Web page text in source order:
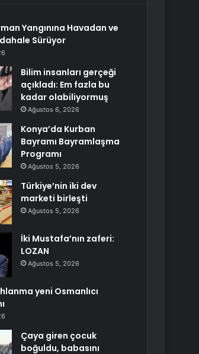
Yangınına Havadan ve
Sürüyor
Bilim insanları gerçeği
açıkladı: Em fazla bu
kadar olabiliyormuş
Ağustos 6, 2026
Konya’da Kurban
Bayramı Bayramlaşma
Programı
Ağustos 5, 2026
Türkiye’nin iki dev
marketi birleşti
Ağustos 5, 2026
İki Mustafa’nın zaferi:
LOZAN
Ağustos 5, 2026
yeni Osmanlıcı
Çaya giren çocuk
boğuldu, babasını